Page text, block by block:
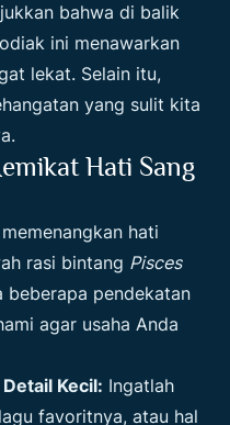
bahwa di balik
ini menawarkan
lekat. Selain itu,
yang sulit kita
Hati Sang
hati
rasi bintang Pisces
beberapa pendekatan
agar usaha Anda
Kecil: Ingatlah
favoritnya, atau hal